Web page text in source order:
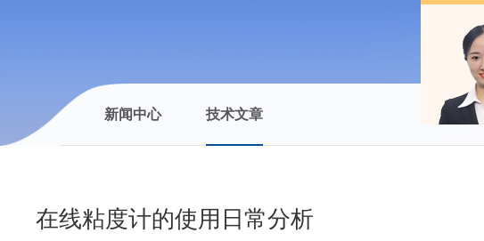
新闻中心 技术文章
在线粘度计的使用日常分析